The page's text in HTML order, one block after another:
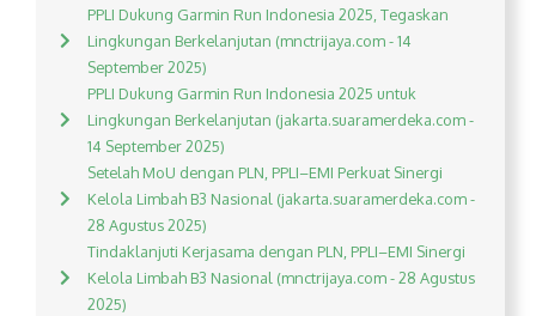
PPLI Dukung Garmin Run Indonesia 2025, Tegaskan
Lingkungan Berkelanjutan (mnctrijaya.com - 14
September 2025)
PPLI Dukung Garmin Run Indonesia 2025 untuk
Lingkungan Berkelanjutan (jakarta.suaramerdeka.com -
14 September 2025)
Setelah MoU dengan PLN, PPLI–EMI Perkuat Sinergi
Kelola Limbah B3 Nasional (jakarta.suaramerdeka.com -
28 Agustus 2025)
Tindaklanjuti Kerjasama dengan PLN, PPLI–EMI Sinergi
Kelola Limbah B3 Nasional (mnctrijaya.com - 28 Agustus
2025)